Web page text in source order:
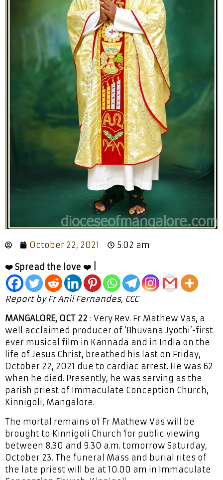
October 22, 2021 5:02 am
❤️ Spread the love ❤️ |
Report by Fr Anil Fernandes, CCC
MANGALORE, OCT 22 : Very Rev. Fr Mathew Vas, a
well acclaimed producer of ‘Bhuvana Jyothi’-first
ever musical film in Kannada and in India on the
life of Jesus Christ, breathed his last on Friday,
October 22, 2021 due to cardiac arrest. He was 62
when he died. Presently, he was serving as the
parish priest of Immaculate Conception Church,
Kinnigoli, Mangalore.
The mortal remains of Fr Mathew Vas will be
brought to Kinnigoli Church for public viewing
between 8.30 and 9.30 a.m. tomorrow Saturday,
October 23. The funeral Mass and burial rites of
the late priest will be at 10.00 am in Immaculate